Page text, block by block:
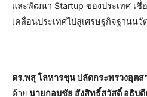
และพัฒนา Startup ของประเทศ เชื่
เคลื่อนประเทศไปสู่เศรษฐกิจฐานน
ดร.พสุ โลหารชุน ปลัดกระทรวงอุตส
ด้วย นายกอบชัย สังสิทธิ์สวัสดิ์ อธิบ